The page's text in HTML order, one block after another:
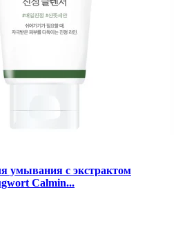
умывания с экстрактом
Calmin...